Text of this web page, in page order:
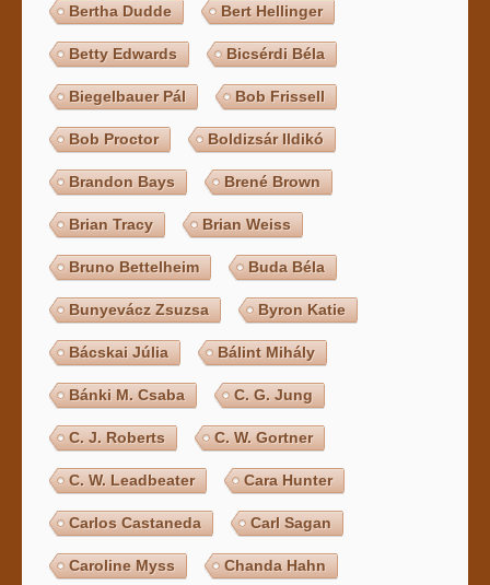
Bertha Dudde Bert Hellinger
Betty Edwards Bicsérdi Béla
Biegelbauer Pál Bob Frissell
Bob Proctor Boldizsár Ildikó
Brandon Bays Brené Brown
Brian Tracy Brian Weiss
Bruno Bettelheim Buda Béla
Bunyevácz Zsuzsa Byron Katie
Bácskai Júlia Bálint Mihály
Bánki M. Csaba C. G. Jung
C. J. Roberts C. W. Gortner
C. W. Leadbeater Cara Hunter
Carlos Castaneda Carl Sagan
Caroline Myss Chanda Hahn